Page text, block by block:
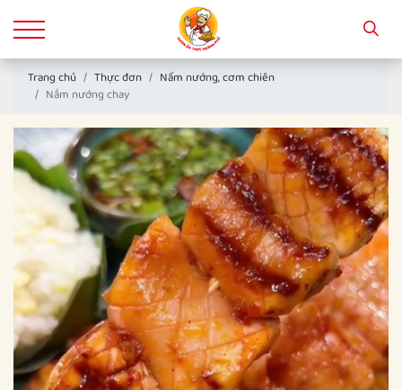
Trang chủ Thực đơn
Nấm nướng, cơm chiên
Nắm nướng chay